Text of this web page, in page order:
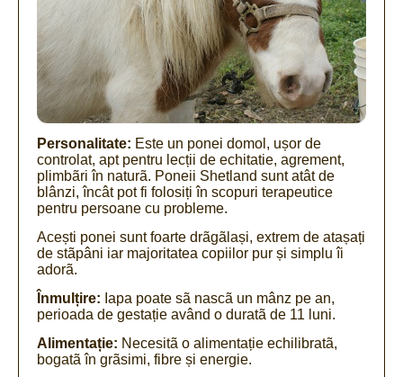
Personalitate: Este un ponei domol, ușor de
controlat, apt pentru lecții de echitatie, agrement,
plimbãri în naturã. Poneii Shetland sunt atât de
blânzi, încât pot fi folosiți în scopuri terapeutice
pentru persoane cu probleme.
Acești ponei sunt foarte drãgãlași, extrem de atașați
de stãpâni iar majoritatea copiilor pur și simplu îi
adorã.
Înmulțire: Iapa poate sã nascã un mânz pe an,
perioada de gestație având o duratã de 11 luni.
Alimentație: Necesitã o alimentație echilibratã,
bogatã în grãsimi, fibre și energie.